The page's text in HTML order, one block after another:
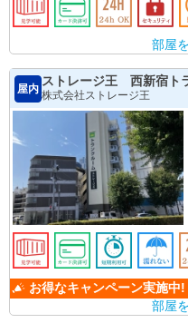
部屋
屋内
ストレージ王 西新宿ト
株式会社ストレージ王
お得なキャンペーン実施中!
部屋